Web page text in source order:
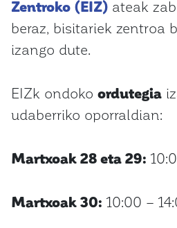
Zentroko (EIZ) ateak
beraz, bisitariek zentroa
izango dute.
EIZk ondoko ordutegia
udaberriko oporraldian:
Martxoak 28 eta 29:
Martxoak 30: 10:00 –